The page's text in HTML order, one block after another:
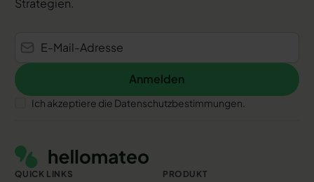
Strategien.
Anmelden
Anmelden
Ich akzeptiere die Datenschutzbestimmungen.
QUICK LINKS PRODUKT